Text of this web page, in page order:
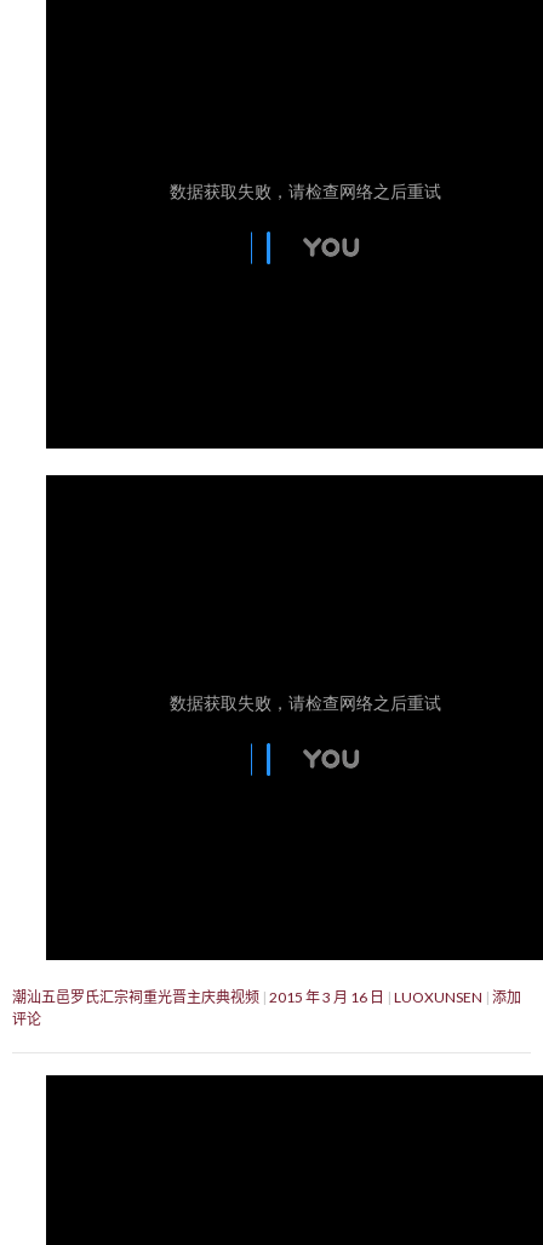
潮汕五邑罗氏汇宗祠重光晋主庆典视频 2015 年 3 月 16 日 LUOXUNSEN 添加
评论